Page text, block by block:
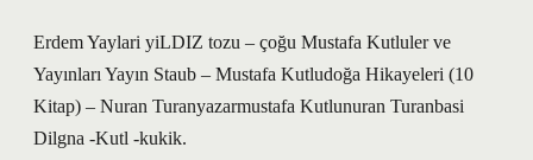
Erdem Yaylari yiLDIZ tozu – çoğu Mustafa Kutluler ve
Yayınları Yayın Staub – Mustafa Kutludoğa Hikayeleri (10
Kitap) – Nuran Turanyazarmustafa Kutlunuran Turanbasi
Dilgna -Kutl -kukik.